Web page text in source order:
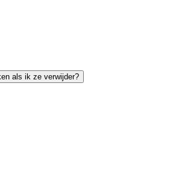
als ik ze verwijder?